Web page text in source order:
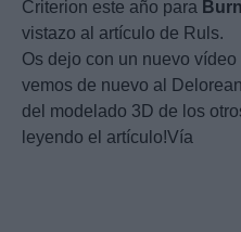
Criterion este año para
vistazo al artículo de Ruls.
Os dejo con un nuevo
vemos de nuevo al
del modelado 3D de los
leyendo el artículo!Vía